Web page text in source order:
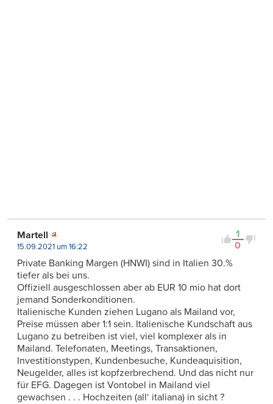
1
0
Martell
15.09.2021 um 16:22
Private Banking Margen (HNWI) sind in Italien 30.%
tiefer als bei uns.
Offiziell ausgeschlossen aber ab EUR 10 mio hat dort
jemand Sonderkonditionen.
Italienische Kunden ziehen Lugano als Mailand vor,
Preise müssen aber 1:1 sein. Italienische Kundschaft aus
Lugano zu betreiben ist viel, viel komplexer als in
Mailand. Telefonaten, Meetings, Transaktionen,
Investitionstypen, Kundenbesuche, Kundeaquisition,
Neugelder, alles ist kopfzerbrechend. Und das nicht nur
für EFG. Dagegen ist Vontobel in Mailand viel
gewachsen . . . Hochzeiten (all‘ italiana) in sicht ?